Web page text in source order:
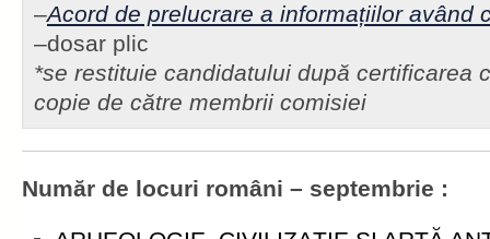
–Acord de prelucrare a informațiilor având
–dosar plic
*se restituie candidatului după certificarea
copie de către membrii comisiei
Număr de locuri români – septembrie :